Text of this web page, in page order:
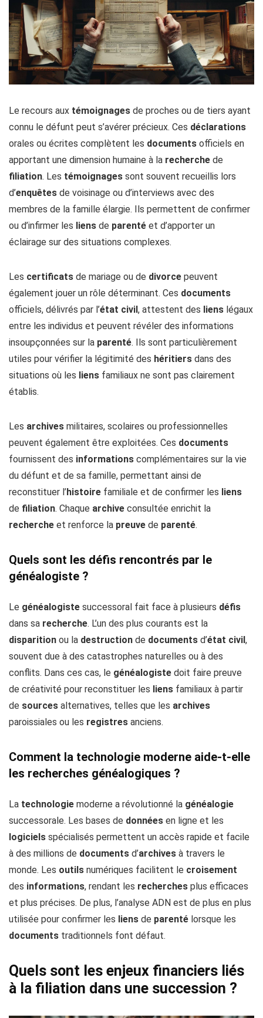
Le recours aux témoignages de proches ou de tiers ayant
connu le défunt peut s’avérer précieux. Ces déclarations
orales ou écrites complètent les documents officiels en
apportant une dimension humaine à la recherche de
filiation. Les témoignages sont souvent recueillis lors
d’enquêtes de voisinage ou d’interviews avec des
membres de la famille élargie. Ils permettent de confirmer
ou d’infirmer les liens de parenté et d’apporter un
éclairage sur des situations complexes.
Les certificats de mariage ou de divorce peuvent
également jouer un rôle déterminant. Ces documents
officiels, délivrés par l’état civil, attestent des liens légaux
entre les individus et peuvent révéler des informations
insoupçonnées sur la parenté. Ils sont particulièrement
utiles pour vérifier la légitimité des héritiers dans des
situations où les liens familiaux ne sont pas clairement
établis.
Les archives militaires, scolaires ou professionnelles
peuvent également être exploitées. Ces documents
fournissent des informations complémentaires sur la vie
du défunt et de sa famille, permettant ainsi de
reconstituer l’histoire familiale et de confirmer les liens
de filiation. Chaque archive consultée enrichit la
recherche et renforce la preuve de parenté.
Quels sont les défis rencontrés par le
généalogiste ?
Le généalogiste successoral fait face à plusieurs défis
dans sa recherche. L’un des plus courants est la
disparition ou la destruction de documents d’état civil,
souvent due à des catastrophes naturelles ou à des
conflits. Dans ces cas, le généalogiste doit faire preuve
de créativité pour reconstituer les liens familiaux à partir
de sources alternatives, telles que les archives
paroissiales ou les registres anciens.
Comment la technologie moderne aide-t-elle
les recherches généalogiques ?
La technologie moderne a révolutionné la généalogie
successorale. Les bases de données en ligne et les
logiciels spécialisés permettent un accès rapide et facile
à des millions de documents d’archives à travers le
monde. Les outils numériques facilitent le croisement
des informations, rendant les recherches plus efficaces
et plus précises. De plus, l’analyse ADN est de plus en plus
utilisée pour confirmer les liens de parenté lorsque les
documents traditionnels font défaut.
Quels sont les enjeux financiers liés
à la filiation dans une succession ?